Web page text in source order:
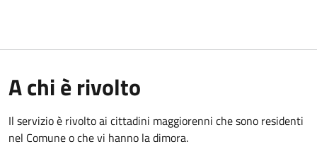
A chi è rivolto
Il servizio è rivolto ai cittadini maggiorenni che sono residenti
nel Comune o che vi hanno la dimora.